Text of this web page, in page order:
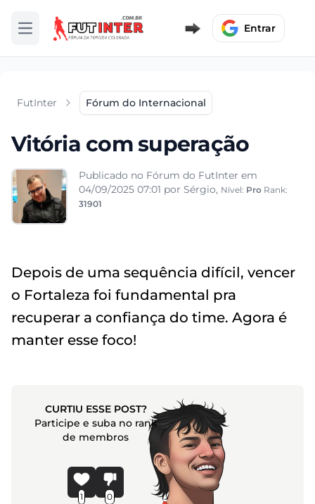
Abrir menu Entrar
FutInter Fórum do Internacional
Vitória com superação
Publicado no Fórum do FutInter em
04/09/2025 07:01 por Sérgio, Nível: Pro Rank:
31901
Depois de uma sequência difícil, vencer
o Fortaleza foi fundamental pra
recuperar a confiança do time. Agora é
manter esse foco!
CURTIU ESSE POST?
Participe e suba no rank
de membros
1 0